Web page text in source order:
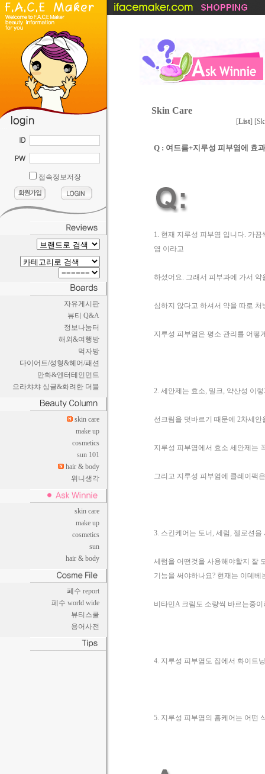
접속정보저장
자유게시판
뷰티 Q&A
정보나눔터
해외&여행방
먹자방
다이어트/성형&헤어/패션
만화&엔터테인먼트
으라챠챠 싱글&화려한 더블
skin care
make up
cosmetics
sun 101
hair & body
위니생각
skin care
make up
cosmetics
sun
hair & body
페수 report
페수 world wide
뷰티스쿨
용어사전
Skin Care
[List] [
Q : 여드름+지루성 피부염에 효
1. 현재 지루성 피부염 입니다. 가
염 이라고
하셨어요. 그래서 피부과에 가서
심하지 않다고 하셔서 약을 따로
지루성 피부염은 평소 관리를 어떻
2. 세안제는 효소, 밀크, 약산성 이
선크림을 덧바르기 때문에 2차세안
지루성 피부염에서 효소 세안제는
그리고 지루성 피부염에 클레이팩
3. 스킨케어는 토너, 세럼, 젤로션을
세럼을 어떤것을 사용해야할지 잘
기능을 써야하나요? 현재는 이데베
비타민A 크림도 소량씩 바르는중
4. 지루성 피부염도 집에서 화이트
5. 지루성 피부염의 홈케어는 어떤